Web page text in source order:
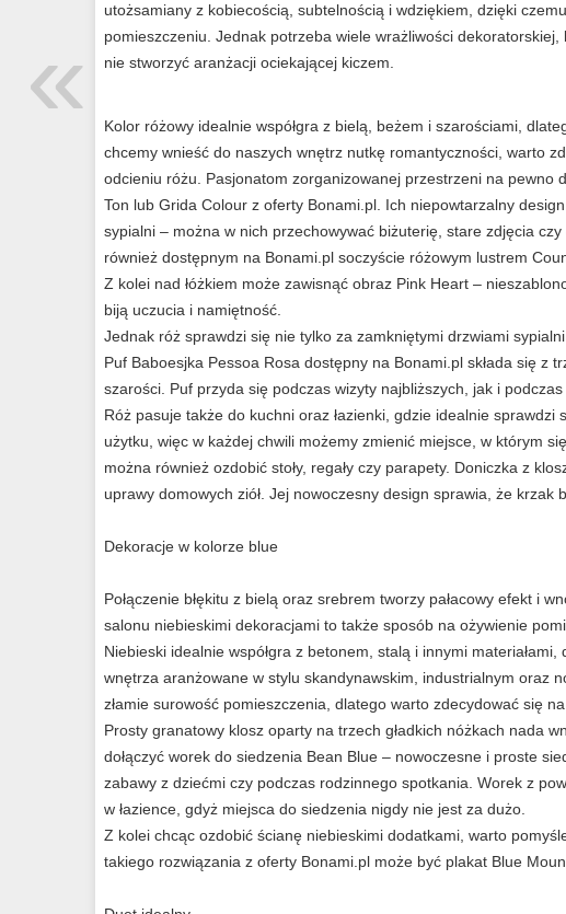
utożsamiany z kobiecością, subtelnością i wdziękiem, dzięki
pomieszczeniu. Jednak potrzeba wiele wrażliwości
nie stworzyć aranżacji ociekającej kiczem.
Kolor różowy idealnie współgra z bielą, beżem i szarościami,
chcemy wnieść do naszych wnętrz nutkę romantyczności, warto
odcieniu różu. Pasjonatom zorganizowanej przestrzeni na pewno
Ton lub Grida Colour z oferty Bonami.pl. Ich niepowtarzalny
sypialni – można w nich przechowywać biżuterię, stare zdjęcia
również dostępnym na Bonami.pl soczyście różowym lustrem
Z kolei nad łóżkiem może zawisnąć obraz Pink Heart –
biją uczucia i namiętność.
Jednak róż sprawdzi się nie tylko za zamkniętymi drzwiami
Puf Baboesjka Pessoa Rosa dostępny na Bonami.pl składa się z
szarości. Puf przyda się podczas wizyty najbliższych, jak i
Róż pasuje także do kuchni oraz łazienki, gdzie idealnie
użytku, więc w każdej chwili możemy zmienić miejsce, w którym
można również ozdobić stoły, regały czy parapety. Doniczka z
uprawy domowych ziół. Jej nowoczesny design sprawia, że krzak
Dekoracje w kolorze blue
Połączenie błękitu z bielą oraz srebrem tworzy pałacowy efekt i
salonu niebieskimi dekoracjami to także sposób na ożywienie
Niebieski idealnie współgra z betonem, stalą i innymi
wnętrza aranżowane w stylu skandynawskim, industrialnym oraz
złamie surowość pomieszczenia, dlatego warto zdecydować się
Prosty granatowy klosz oparty na trzech gładkich nóżkach nada
dołączyć worek do siedzenia Bean Blue – nowoczesne i proste
zabawy z dziećmi czy podczas rodzinnego spotkania. Worek z
w łazience, gdyż miejsca do siedzenia nigdy nie jest za dużo.
Z kolei chcąc ozdobić ścianę niebieskimi dodatkami, warto
takiego rozwiązania z oferty Bonami.pl może być plakat Blue
«